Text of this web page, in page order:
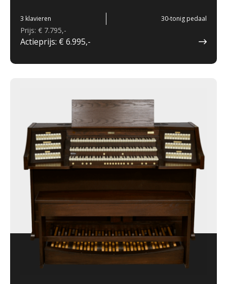
3 klavieren 30-tonig pedaal
Prijs: € 7.795,-
Actieprijs: € 6.995,-